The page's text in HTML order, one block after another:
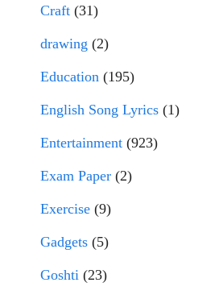
Craft (31)
drawing (2)
Education (195)
English Song Lyrics (1)
Entertainment (923)
Exam Paper (2)
Exercise (9)
Gadgets (5)
Goshti (23)